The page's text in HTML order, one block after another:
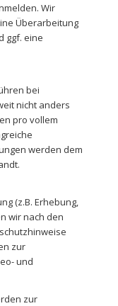
Wir
Überarbeitung
ggf. eine
bei
nicht anders
pro vollem
werden dem
(z.B. Erhebung,
wir nach den
zur
und
zur